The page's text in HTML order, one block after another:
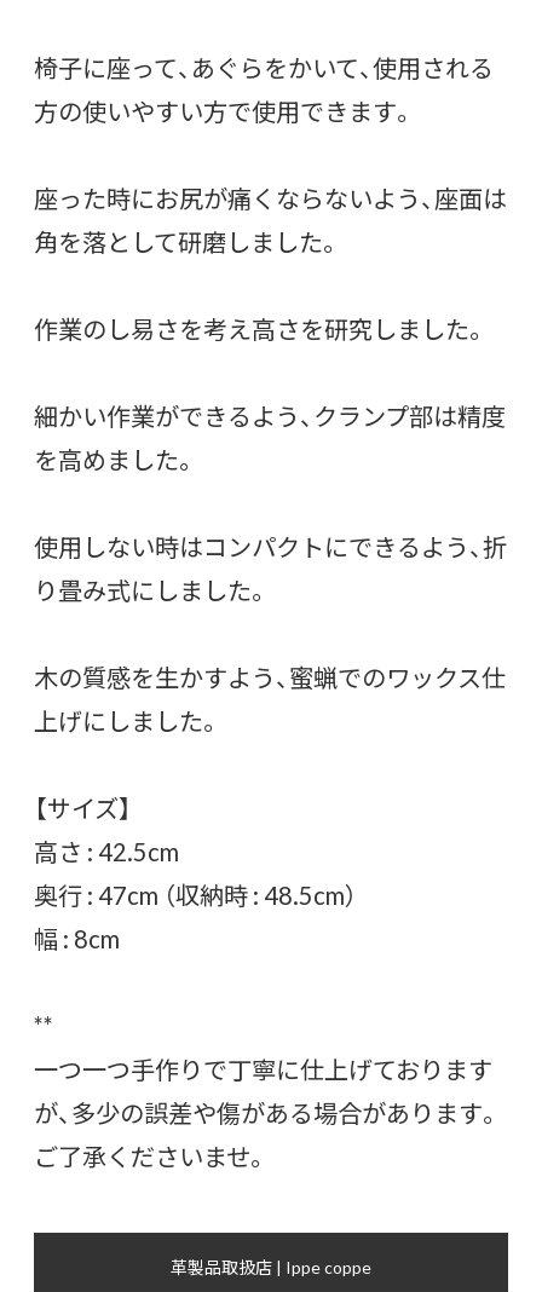
椅子に座って、あぐらをかいて、使用される
方の使いやすい方で使用できます。
座った時にお尻が痛くならないよう、座面は
角を落として研磨しました。
作業のし易さを考え高さを研究しました。
細かい作業ができるよう、クランプ部は精度
を高めました。
使用しない時はコンパクトにできるよう、折
り畳み式にしました。
木の質感を生かすよう、蜜蝋でのワックス仕
上げにしました。
【サイズ】
高さ : 42.5cm
奥行 : 47cm （収納時 : 48.5cm）
幅 : 8cm
**
一つ一つ手作りで丁寧に仕上げております
が、多少の誤差や傷がある場合があります。
ご了承くださいませ。
革製品取扱店 | Ippe coppe